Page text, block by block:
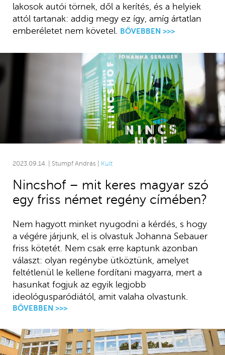
lakosok autói törnek, dől a kerítés, és a helyiek
attól tartanak: addig megy ez így, amíg ártatlan
emberéletet nem követel.
BŐVEBBEN >>>
2023.09.14. | Stumpf András | Kult
Nincshof – mit keres magyar szó
egy friss német regény címében?
Nem hagyott minket nyugodni a kérdés, s hogy
a végére járjunk, el is olvastuk Johanna Sebauer
friss kötetét. Nem csak erre kaptunk azonban
választ: olyan regénybe ütköztünk, amelyet
feltétlenül le kellene fordítani magyarra, mert a
hasunkat fogjuk az egyik legjobb
ideológusparódiától, amit valaha olvastunk.
BŐVEBBEN >>>